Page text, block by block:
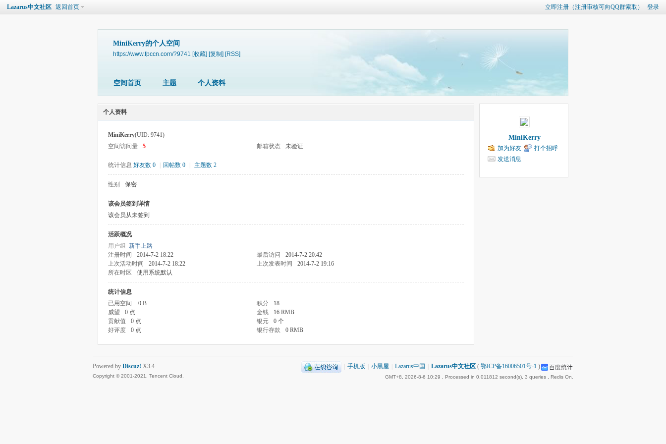
立即注册（注册审核可向QQ群索取） 登录
Lazarus中文社区 返回首页
MiniKerry的个人空间
https://www.fpccn.com/?9741 [收藏] [复制] [RSS]
空间首页 主题 个人资料
个人资料
MiniKerry(UID: 9741)
空间访问量
5 邮箱状态 未验证
统计信息 好友数 0 回帖数 0 主题数 2
性别 保密
该会员签到详情
该会员从未签到
活跃概况
用户组 新手上路
注册时间
2014-7-2 18:22 最后访问
2014-7-2 20:42
上次活动时间
2014-7-2 18:22 上次发表时间
2014-7-2 19:16
所在时区
使用系统默认
统计信息
已用空间
0 B 积分
18
威望
0 点 金钱
16 RMB
贡献值
0 点 银元
0 个
好评度
0 点 银行存款 0 RMB
MiniKerry
加为好友
打个招呼
发送消息
手机版 小黑屋 Lazarus中国 Lazarus中文社区 ( 鄂ICP备16006501号-1 )
GMT+8, 2026-8-6 10:29 , Processed in 0.011812 second(s), 3 queries , Redis On.
Powered by Discuz! X3.4
Copyright © 2001-2021, Tencent Cloud.